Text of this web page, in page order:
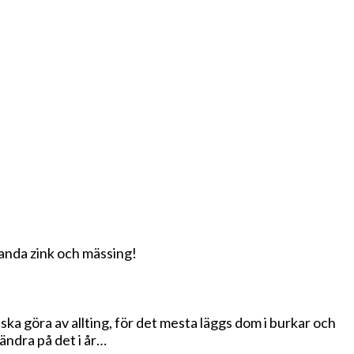
zink och mässing!
göra av allting, för det mesta läggs dom i burkar och
på det i år…